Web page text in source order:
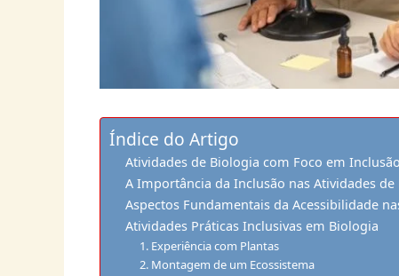
Índice do Artigo
Atividades de Biologia com Foco em
A Importância da Inclusão nas Atividades de
Aspectos Fundamentais da Acessibilidade
Atividades Práticas Inclusivas em Biologia
1. Experiência com Plantas
2. Montagem de um Ecossistema